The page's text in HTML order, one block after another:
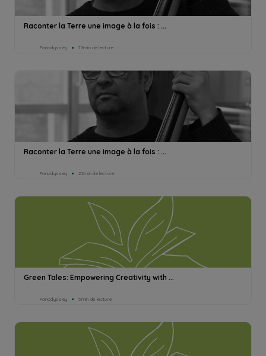
Raconter la Terre une image à la fois : ...
Panodyssey 13min de lecture
Raconter la Terre une image à la fois : ...
Panodyssey 22min de lecture
Green Tales: Empowering Creativity with ...
Panodyssey 5min de lecture